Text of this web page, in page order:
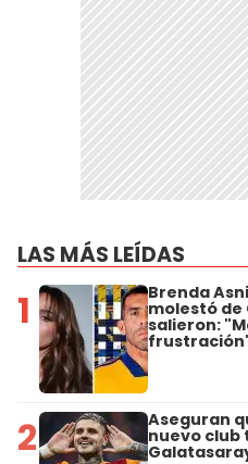
LAS MÁS LEÍDAS
1 Brenda
molestó de
salieron:
2 Aseguran
nuevo club